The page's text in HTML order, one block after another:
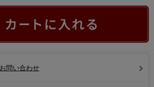
問い合わせ